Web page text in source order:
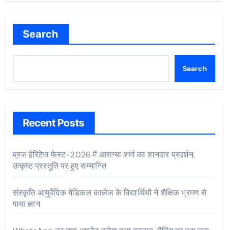
Search
Search
Recent Posts
ब्रज हेरिटेज फेस्ट-2026 में आराग्या शर्मा का शानदार प्रदर्शन,
उत्कृष्ट प्रस्तुति पर हुए सम्मानित
संस्कृति आयुर्वेदिक मेडिकल कालेज के विद्यार्थियों ने शैक्षिक भ्रमण से
पाया ज्ञान